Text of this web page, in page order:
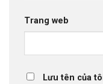
Trang web
Lưu tên của